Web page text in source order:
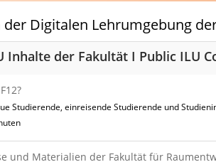
Digitalen Lehrumgebung
Inhalte der Fakultät I Public ILU
Studierende, einreisende Studierende und
und Materialien der Fakultät für